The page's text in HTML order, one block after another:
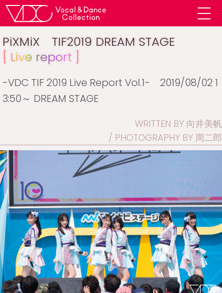
PiXMiX TIF2019 DREAM STAGE
[ Live report ]
-VDC TIF 2019 Live Report Vol.1- 2019/08/02 1
3:50～ DREAM STAGE
WRITTEN BY 向井美帆
PHOTOGRAPHY BY 周二郎